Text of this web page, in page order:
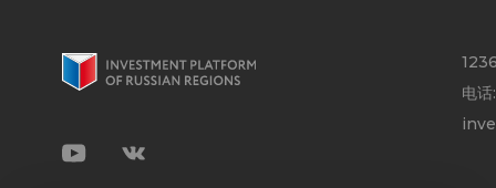
电